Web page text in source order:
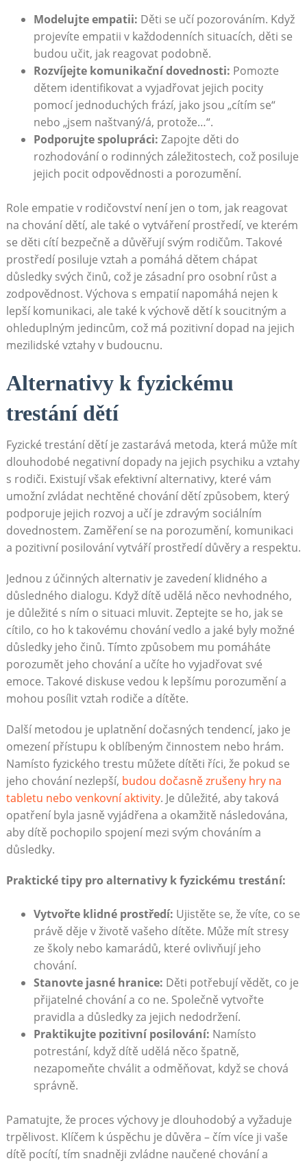
Modelujte empatii: Děti se učí pozorováním. Když
projevíte empatii v každodenních situacích, děti se
budou učit, jak reagovat podobně.
Rozvíjejte komunikační dovednosti: Pomozte
dětem identifikovat a vyjadřovat jejich pocity
pomocí jednoduchých frází, jako jsou „cítím se“
nebo „jsem naštvaný/á, protože…“.
Podporujte spolupráci: Zapojte děti do
rozhodování o rodinných záležitostech, což posiluje
jejich pocit odpovědnosti a porozumění.
Role empatie v rodičovství není jen o tom, jak reagovat
na chování dětí, ale také o vytváření prostředí, ve kterém
se děti cítí bezpečně a důvěřují svým rodičům. Takové
prostředí posiluje vztah a pomáhá dětem chápat
důsledky svých činů, což je zásadní pro osobní růst a
zodpovědnost. Výchova s empatií napomáhá nejen k
lepší komunikaci, ale také k výchově dětí k soucitným a
ohleduplným jedincům, což má pozitivní dopad na jejich
mezilidské vztahy v budoucnu.
Alternativy k fyzickému
trestání dětí
Fyzické trestání dětí je zastarává metoda, která může mít
dlouhodobé negativní dopady na jejich psychiku a vztahy
s rodiči. Existují však efektivní alternativy, které vám
umožní zvládat nechtěné chování dětí způsobem, který
podporuje jejich rozvoj a učí je zdravým sociálním
dovednostem. Zaměření se na porozumění, komunikaci
a pozitivní posilování vytváří prostředí důvěry a respektu.
Jednou z účinných alternativ je zavedení klidného a
důsledného dialogu. Když dítě udělá něco nevhodného,
je důležité s ním o situaci mluvit. Zeptejte se ho, jak se
cítilo, co ho k takovému chování vedlo a jaké byly možné
důsledky jeho činů. Tímto způsobem mu pomáháte
porozumět jeho chování a učíte ho vyjadřovat své
emoce. Takové diskuse vedou k lepšímu porozumění a
mohou posílit vztah rodiče a dítěte.
Další metodou je uplatnění dočasných tendencí, jako je
omezení přístupu k oblíbeným činnostem nebo hrám.
Namísto fyzického trestu můžete dítěti říci, že pokud se
jeho chování nezlepší, budou dočasně zrušeny hry na
tabletu nebo venkovní aktivity. Je důležité, aby taková
opatření byla jasně vyjádřena a okamžitě následována,
aby dítě pochopilo spojení mezi svým chováním a
důsledky.
Praktické tipy pro alternativy k fyzickému trestání:
Vytvořte klidné prostředí: Ujistěte se, že víte, co se
právě děje v životě vašeho dítěte. Může mít stresy
ze školy nebo kamarádů, které ovlivňují jeho
chování.
Stanovte jasné hranice: Děti potřebují vědět, co je
přijatelné chování a co ne. Společně vytvořte
pravidla a důsledky za jejich nedodržení.
Praktikujte pozitivní posilování: Namísto
potrestání, když dítě udělá něco špatně,
nezapomeňte chválit a odměňovat, když se chová
správně.
Pamatujte, že proces výchovy je dlouhodobý a vyžaduje
trpělivost. Klíčem k úspěchu je důvěra – čím více ji vaše
dítě pocítí, tím snadněji zvládne naučené chování a